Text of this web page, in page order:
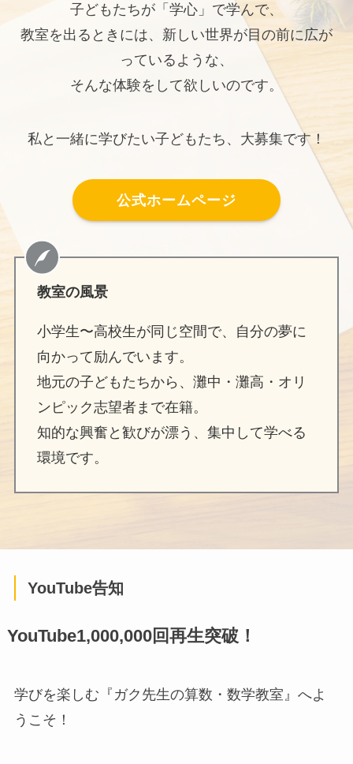
子どもたちが「学心」で学んで、
教室を出るときには、新しい世界が目の前に広が
っているような、
そんな体験をして欲しいのです。
私と一緒に学びたい子どもたち、大募集です！
公式ホームページ
教室の風景
小学生〜高校生が同じ空間で、自分の夢に
向かって励んでいます。
地元の子どもたちから、灘中・灘高・オリ
ンピック志望者まで在籍。
知的な興奮と歓びが漂う、集中して学べる
環境です。
YouTube告知
YouTube1,000,000回再生突破！
学びを楽しむ『ガク先生の算数・数学教室』へよ
うこそ！